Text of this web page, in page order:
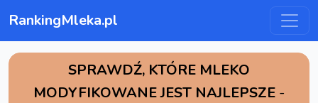
RankingMleka.pl
SPRAWDŹ, KTÓRE MLEKO
MODYFIKOWANE JEST NAJLEPSZE -